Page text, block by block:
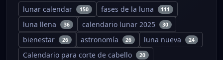
lunar calendar 150 fases de la luna 111
luna llena 36 calendario lunar 2025 30
bienestar 26 astronomía 26 luna nueva 24
Calendario para corte de cabello 20